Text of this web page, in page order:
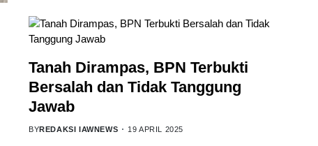
Tanah Dirampas, BPN Terbukti
Bersalah dan Tidak Tanggung
Jawab
BYREDAKSI IAWNEWS 19 APRIL 2025